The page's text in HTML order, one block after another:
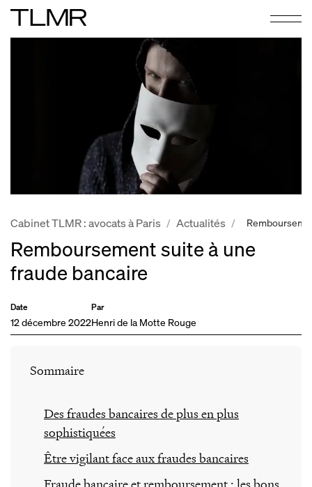
Cabinet TLMR : avocats à Paris / Actualités /
Remboursement suite à une
fraude bancaire
Date
12 décembre 2022
Par
Henri de la Motte Rouge
Sommaire
Des fraudes bancaires de plus en plus
sophistiquées
Être vigilant face aux fraudes bancaires